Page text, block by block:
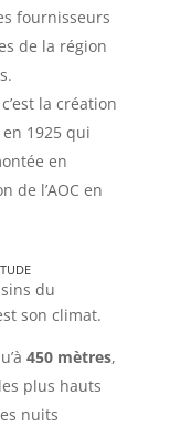
fournisseurs
de la région
la création
1925 qui
en
de l’AOC en
du
son climat.
450 mètres,
plus hauts
nuits